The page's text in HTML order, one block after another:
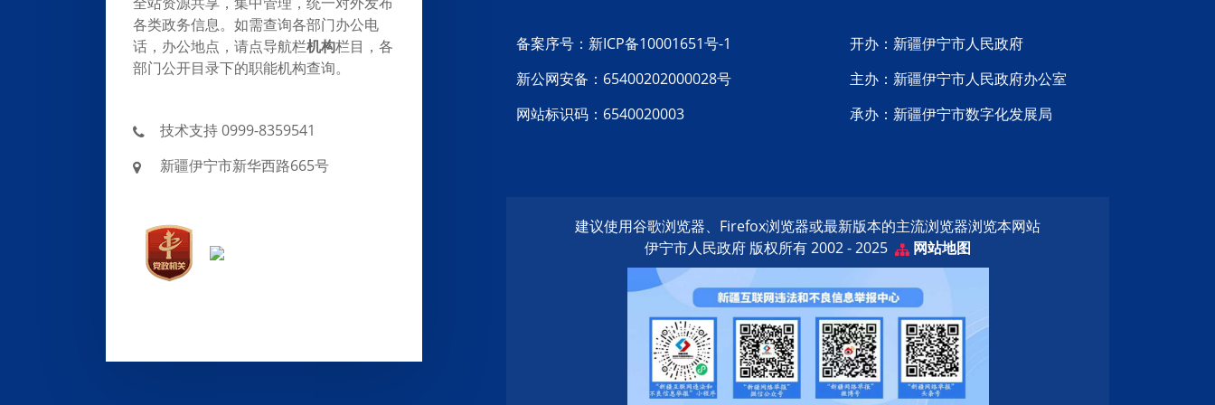
各类政务信息。如需查询各部门办公电
话，办公地点，请点导航栏机构栏目，各
部门公开目录下的职能机构查询。
技术支持 0999-8359541
新疆伊宁市新华西路665号
备案序号：新ICP备10001651号-1
新公网安备：65400202000028号
网站标识码：6540020003
开办：新疆伊宁市人民政府
主办：新疆伊宁市人民政府办公室
承办：新疆伊宁市数字化发展局
建议使用谷歌浏览器、Firefox浏览器或最新版本的主流浏览器浏览本网站
伊宁市人民政府 版权所有 2002 - 2025
网站地图